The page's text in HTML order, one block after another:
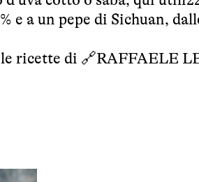
e a un pepe di Sichuan,
ricette di 🔗RAFFAELE